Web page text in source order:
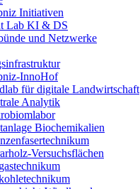
Initiativen
Lab KI & DS
und Netzwerke
InnoHof
für digitale Landwirtschaft
Analytik
Biochemikalien
Versuchsflächen